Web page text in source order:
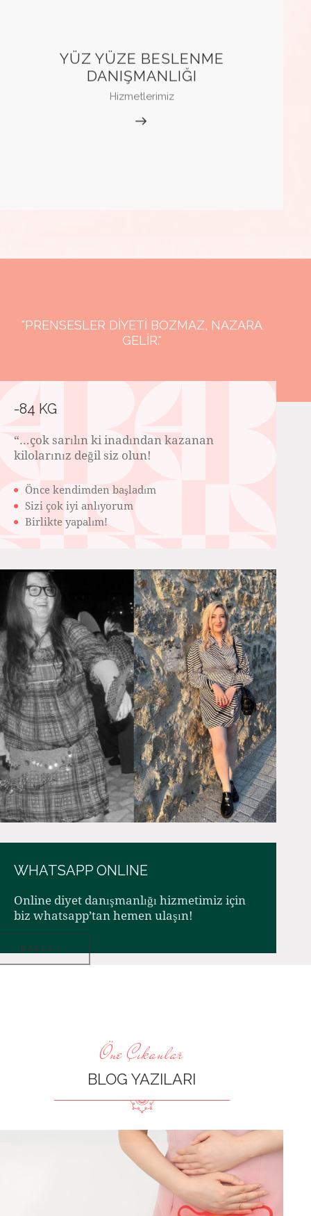
YÜZ YÜZE BESLENME
DANIŞMANLIĞI
Hizmetlerimiz
"PRENSESLER DIYETI BOZMAZ, NAZARA
GELIR."
-84 KG
“…çok sarılın ki inadından kazanan
kilolarınız değil siz olun!️
Önce kendimden başladım
Sizi çok iyi anlıyorum
Birlikte yapalım!
WHATSAPP ONLINE
Online diyet danışmanlığı hizmetimiz için
biz whatsapp’tan hemen ulaşın!
BAŞLA >
Öne Çıkanlar
BLOG YAZILARI